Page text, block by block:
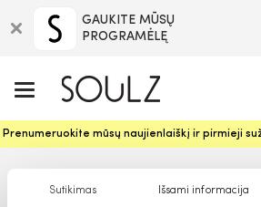
Sutikimas Išsami informacija
GAUKITE MŪSŲ
PROGRAMĖLĘ
Prenumeruokite mūsų naujienlaiškį ir pirmieji